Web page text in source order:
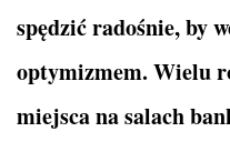
spędzić radośnie, by
optymizmem. Wielu
miejsca na salach